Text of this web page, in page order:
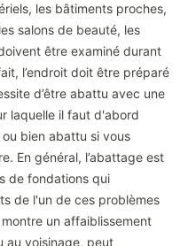
les bâtiments proches,
salons de beauté, les
être examiné durant
l’endroit doit être préparé
d’être abattu avec une
laquelle il faut d'abord
bien abattu si vous
En général, l’abattage est
de fondations qui
de l'un de ces problèmes
un affaiblissement
au voisinage, peut